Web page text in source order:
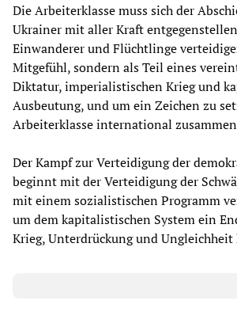
Die Arbeiterklasse muss sich der
Ukrainer mit aller Kraft
Einwanderer und Flüchtlinge
Mitgefühl, sondern als Teil eines
Diktatur, imperialistischen Krieg und
Ausbeutung, und um ein Zeichen zu
Arbeiterklasse international
Der Kampf zur Verteidigung der
beginnt mit der Verteidigung der
mit einem sozialistischen Programm
um dem kapitalistischen System ein
Krieg, Unterdrückung und